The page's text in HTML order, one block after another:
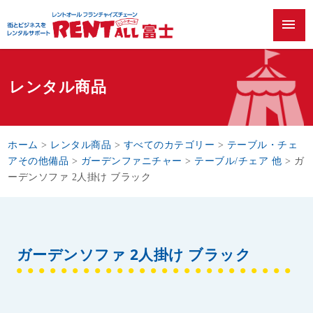
menu
レンタル商品
ホーム > レンタル商品 > すべてのカテゴリー > テーブル・チェ
アその他備品 > ガーデンファニチャー > テーブル/チェア 他 > ガ
ーデンソファ 2人掛け ブラック
ガーデンソファ 2人掛け ブラック